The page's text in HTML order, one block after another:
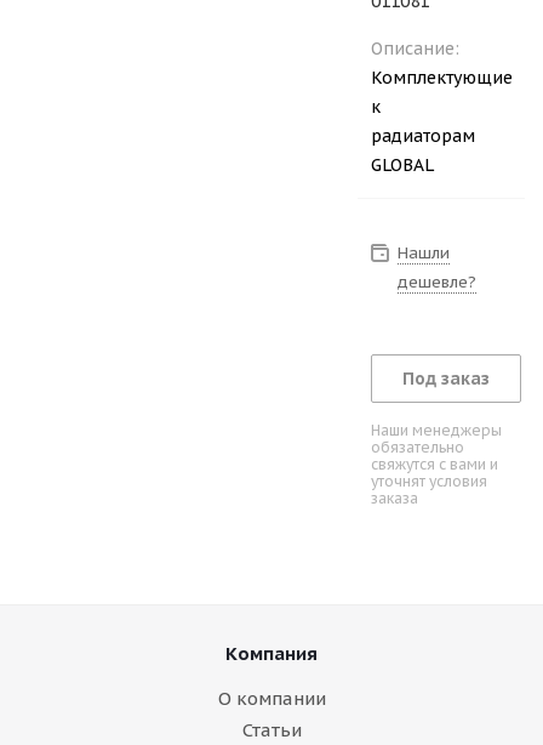
Описание:
Комплектующие
к
радиаторам
GLOBAL
Нашли
дешевле?
Под заказ
Наши менеджеры
обязательно
свяжутся с вами и
уточнят условия
заказа
Компания
О компании
Статьи